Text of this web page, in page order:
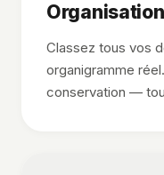
Classez tous vos
organigramme
conservation —